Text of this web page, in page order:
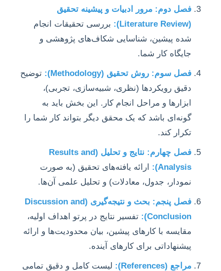
فصل دوم: مرور ادبیات و پیشینه تحقیق
(Literature Review):
بررسی تحقیقات انجام
شده پیشین، شناسایی شکاف‌های پژوهشی و
جایگاه کار شما.
فصل سوم: روش تحقیق (Methodology):
توضیح
دقیق رویکردها (نظری، شبیه‌سازی، تجربی)،
ابزارها و مراحل انجام کار. این بخش باید به
گونه‌ای باشد که یک محقق دیگر بتواند کار شما را
تکرار کند.
فصل چهارم: نتایج و تحلیل (Results and
Analysis):
ارائه یافته‌های تحقیق (به صورت
نمودار، جدول، معادلات) و تحلیل علمی آن‌ها.
فصل پنجم: بحث و نتیجه‌گیری (Discussion and
Conclusion):
تفسیر نتایج در پرتو اهداف اولیه،
مقایسه با کارهای پیشین، بیان محدودیت‌ها و ارائه
پیشنهاداتی برای کارهای آینده.
مراجع (References):
لیست کامل و دقیق تمامی